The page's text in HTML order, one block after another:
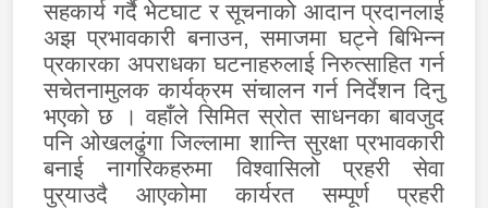
सहकार्य गर्दै भेटघाट र सूचनाको आदान प्रदानलाई
अझ प्रभावकारी बनाउन, समाजमा घट्ने बिभिन्न
प्रकारका अपराधका घटनाहरुलाई निरुत्साहित गर्न
सचेतनामुलक कार्यक्रम संचालन गर्न निर्देशन दिनु
भएको छ । वहाँले सिमित स्रोत साधनका बावजुद
पनि ओखलढुंगा जिल्लामा शान्ति सुरक्षा प्रभावकारी
बनाई नागरिकहरुमा विश्वासिलो प्रहरी सेवा
पुर्याउदै आएकोमा कार्यरत सम्पूर्ण प्रहरी